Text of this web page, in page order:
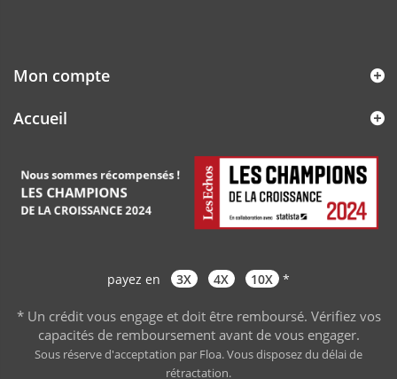
Mon compte
Accueil
payez en 3X 4X 10X *
* Un crédit vous engage et doit être remboursé. Vérifiez vos
capacités de remboursement avant de vous engager.
Sous réserve d'acceptation par Floa. Vous disposez du délai de
rétractation.